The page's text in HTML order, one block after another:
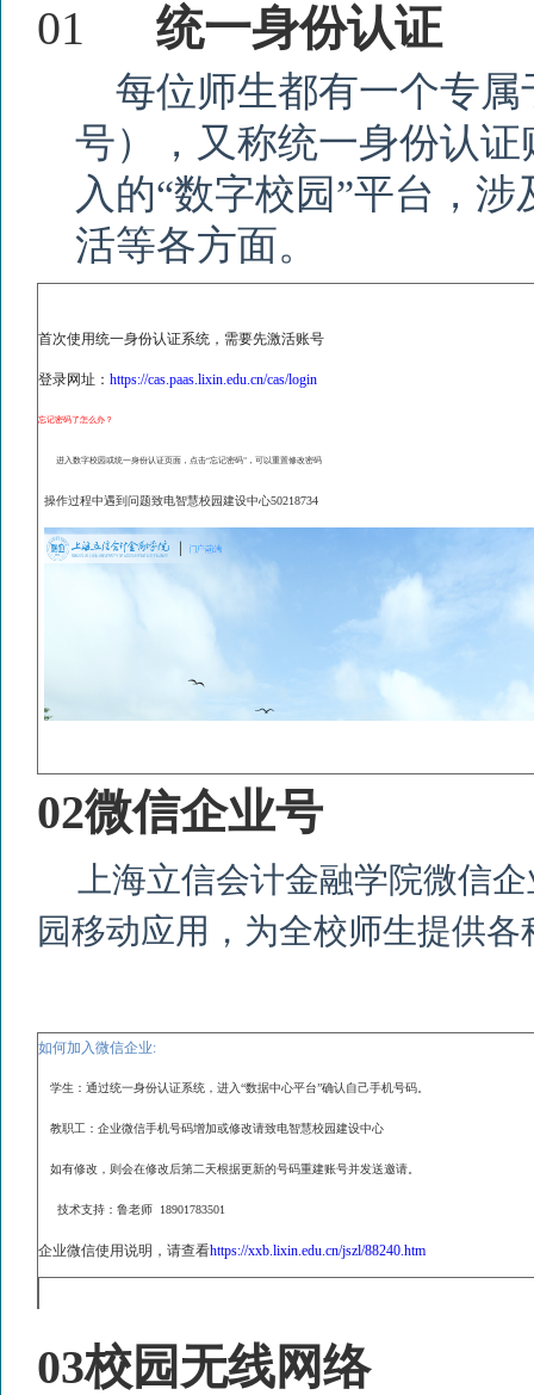
01 统一身份认证
每位师生都有一个专
号），又称统一身份认
入的“数字校园”平台，
活等各方面。
首次使用统一身份认证系统，需要先激活账号
登录网址： https://cas.paas.lixin.edu.cn/cas/login
忘记密码了怎么办？
进入数字校园或统一身份认证页面，点击“忘记密码”，可以重置修改密码
操作过程中遇到问题致电智慧校园建设中心50218734
02微信企业号
上海立信会计金融学院微信
园移动应用，为全校师生提供各
如何加入微信企业:
学生：通过统一身份认证系统，进入“数据中心平台”确认自己手机号码。
教职工：企业微信手机号码增加或修改请致电智慧校园建设中心
如有修改，则会在修改后第二天根据更新的号码重建账号并发送邀请。
技术支持：鲁老师 18901783501
企业微信使用说明，请查看https://xxb.lixin.edu.cn/jszl/88240.htm
03校园无线网络